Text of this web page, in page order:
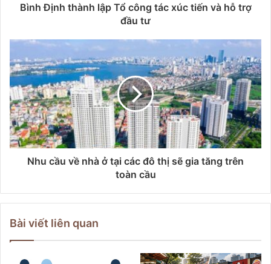
Bình Định thành lập Tổ công tác xúc tiến và hỗ trợ
đầu tư
Nhu cầu về nhà ở tại các đô thị sẽ gia tăng trên
toàn cầu
Bài viết liên quan